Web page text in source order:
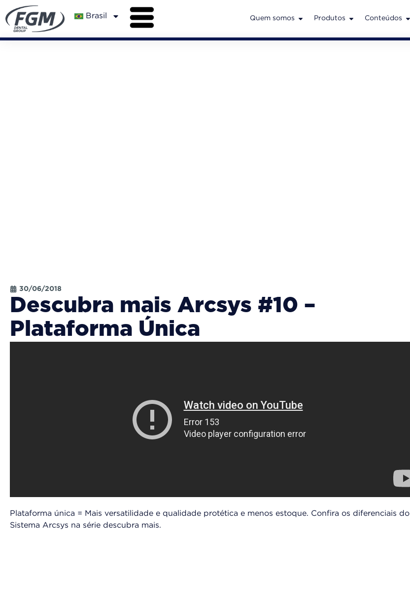
Brasil Quem somos Produtos Conteúdos
30/06/2018
Descubra mais Arcsys #10 –
Plataforma Única
Plataforma única = Mais versatilidade e qualidade protética e menos estoque. Confira os diferenciais do
Sistema Arcsys na série descubra mais.